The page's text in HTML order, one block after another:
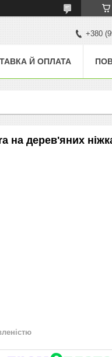
+380
Й ОПЛАТА
на дерев'яних